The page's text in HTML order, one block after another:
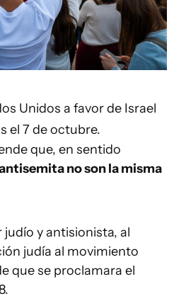
Unidos a favor de Israel
el 7 de octubre.
que, en sentido
no son la misma
judío y antisionista, al
judía al movimiento
que se proclamara el